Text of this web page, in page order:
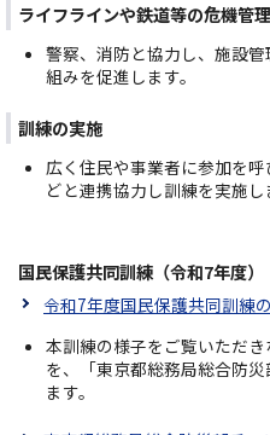
ライフラインや鉄道等の危機管
警察、消防と協力し、施設
組みを促進します。
訓練の実施
広く住民や事業者に参加を
どと連携協力し訓練を実施し
国民保護共同訓練（令和7年度）
令和7年度国民保護共同訓練
本訓練の様子をご覧いただ
を、「東京都総務局総合防
ます。